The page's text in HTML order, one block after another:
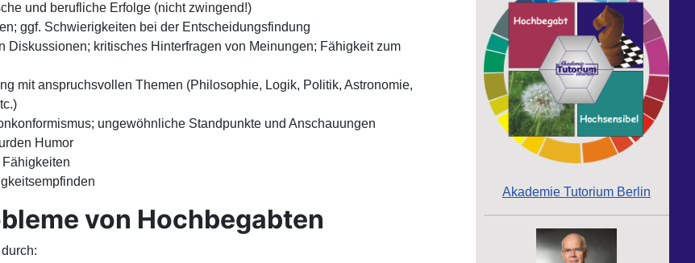
und berufliche Erfolge (nicht zwingend!)
ggf. Schwierigkeiten bei der Entscheidungsfindung
Diskussionen; kritisches Hinterfragen von Meinungen; Fähigkeit zum
mit anspruchsvollen Themen (Philosophie, Logik, Politik, Astronomie,
ungewöhnliche Standpunkte und Anschauungen
Humor
von Hochbegabten
Akademie Tutorium Berlin